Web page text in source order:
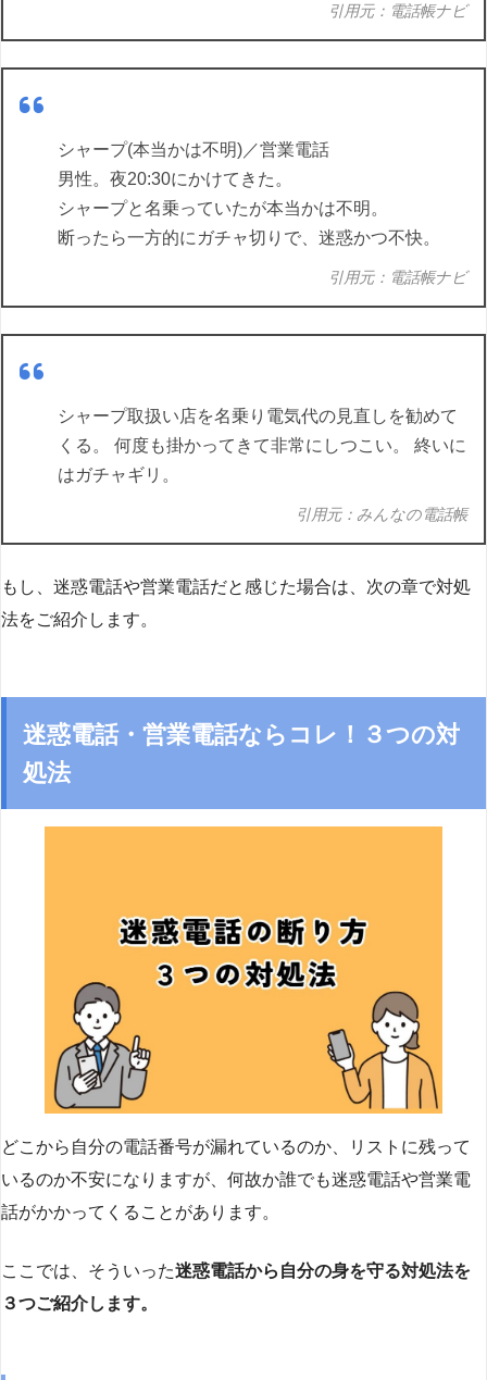
引用元：電話帳ナビ
シャープ(本当かは不明)／営業電話
男性。夜20:30にかけてきた。
シャープと名乗っていたが本当かは不明。
断ったら一方的にガチャ切りで、迷惑かつ不快。
引用元：電話帳ナビ
シャープ取扱い店を名乗り電気代の見直しを勧めて
くる。 何度も掛かってきて非常にしつこい。 終いに
はガチャギリ。
引用元：みんなの電話帳
もし、迷惑電話や営業電話だと感じた場合は、次の章で対処
法をご紹介します。
迷惑電話・営業電話ならコレ！３つの対
処法
どこから自分の電話番号が漏れているのか、リストに残って
いるのか不安になりますが、何故か誰でも迷惑電話や営業電
話がかかってくることがあります。
ここでは、そういった迷惑電話から自分の身を守る対処法を
３つご紹介します。